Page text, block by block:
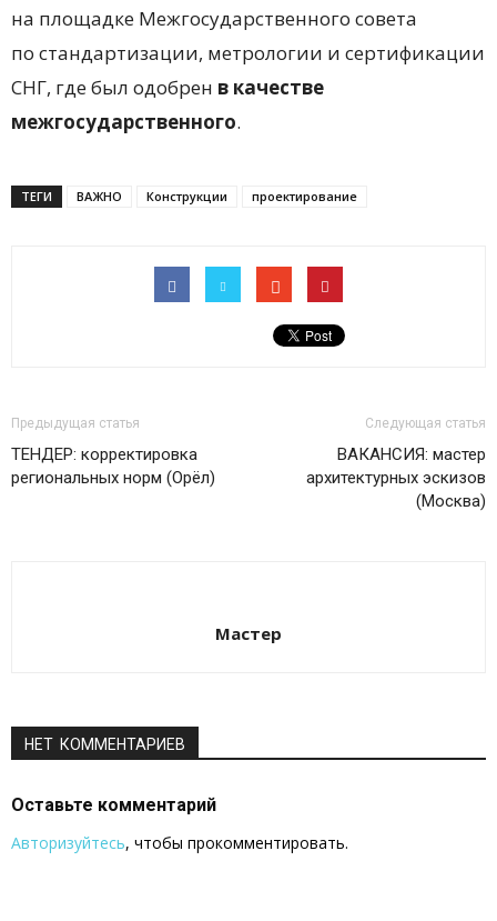
на площадке Межгосударственного совета
по стандартизации, метрологии и сертификации
СНГ, где был одобрен в качестве
межгосударственного.
ТЕГИ ВАЖНО Конструкции проектирование
Предыдущая статья
ТЕНДЕР: корректировка
региональных норм (Орёл)
Следующая статья
ВАКАНСИЯ: мастер
архитектурных эскизов
(Москва)
Мастер
НЕТ КОММЕНТАРИЕВ
Оставьте комментарий
Авторизуйтесь, чтобы прокомментировать.